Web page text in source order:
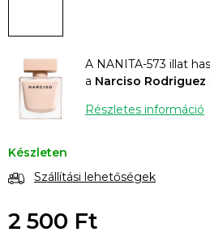
A NANITA-573 illat
a Narciso Rodriguez
Részletes információ
Készleten
Szállítási lehetőségek
2 500 Ft